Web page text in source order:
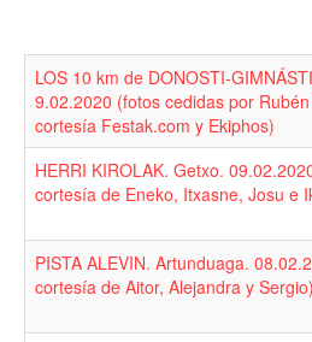
LOS 10 km de DONOSTI-
9.02.2020 (fotos cedidas por
cortesía Festak.com y Ekiphos)
HERRI KIROLAK. Getxo.
cortesía de Eneko, Itxasne, Josu e
PISTA ALEVIN. Artunduaga.
cortesía de Aitor, Alejandra y Sergio)